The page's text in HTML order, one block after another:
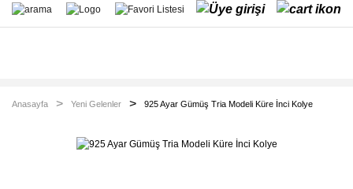
Anasayfa Yeni Gelenler 925 Ayar Gümüş Tria Modeli Küre İnci Kolye